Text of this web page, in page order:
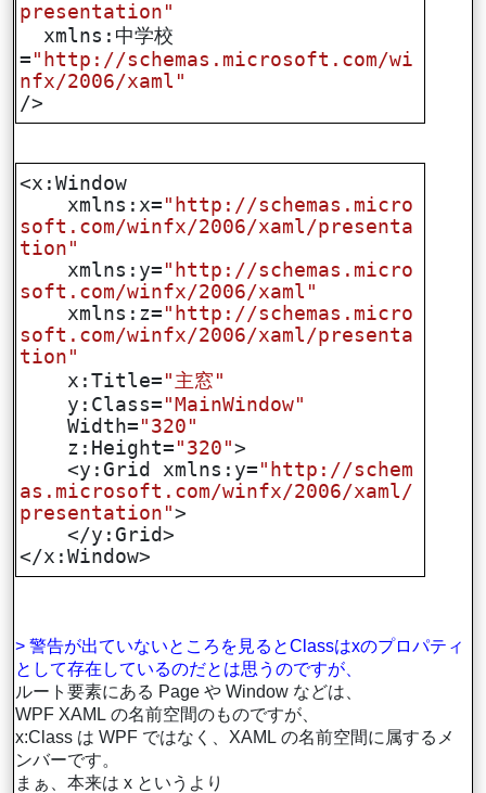
presentation"
xmlns:中学校
= "http://schemas.microsoft.com/wi
nfx/2006/xaml"
/>
<x:Window
xmlns:x= "http://schemas.micro
soft.com/winfx/2006/xaml/presenta
tion"
xmlns:y= "http://schemas.micro
soft.com/winfx/2006/xaml"
xmlns:z= "http://schemas.micro
soft.com/winfx/2006/xaml/presenta
tion"
x:Title= "主窓"
y:Class= "MainWindow"
Width= "320"
z:Height= "320">
<y:Grid xmlns:y= "http://schem
as.microsoft.com/winfx/2006/xaml/
presentation">
</y:Grid>
</x:Window>
> 警告が出ていないところを見るとClassはxのプロパティ
として存在しているのだとは思うのですが、
ルート要素にある Page や Window などは、
WPF XAML の名前空間のものですが、
x:Class は WPF ではなく、XAML の名前空間に属するメ
ンバーです。
まぁ、本来は x というより